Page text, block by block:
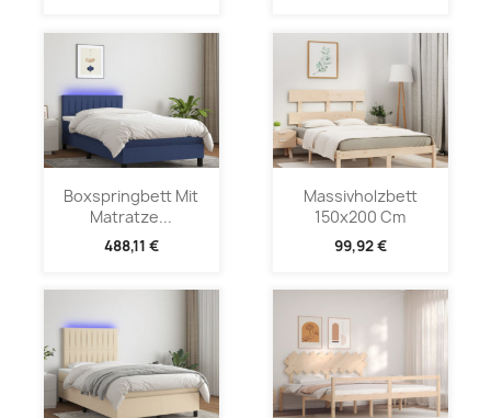
Boxspringbett Mit
Matratze...
488,11 €
Massivholzbett
150x200 Cm
99,92 €